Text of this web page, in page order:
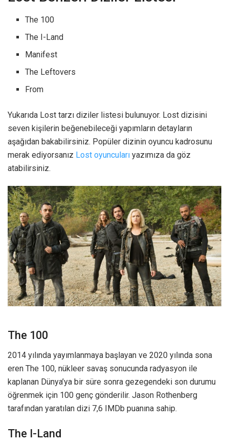
The 100
The I-Land
Manifest
The Leftovers
From
Yukarıda Lost tarzı diziler listesi bulunuyor. Lost dizisini
seven kişilerin beğenebileceği yapımların detayların
aşağıdan bakabilirsiniz. Popüler dizinin oyuncu kadrosunu
merak ediyorsanız Lost oyuncuları yazımıza da göz
atabilirsiniz.
The 100
2014 yılında yayımlanmaya başlayan ve 2020 yılında sona
eren The 100, nükleer savaş sonucunda radyasyon ile
kaplanan Dünya’ya bir süre sonra gezegendeki son durumu
öğrenmek için 100 genç gönderilir. Jason Rothenberg
tarafından yaratılan dizi 7,6 IMDb puanına sahip.
The I-Land